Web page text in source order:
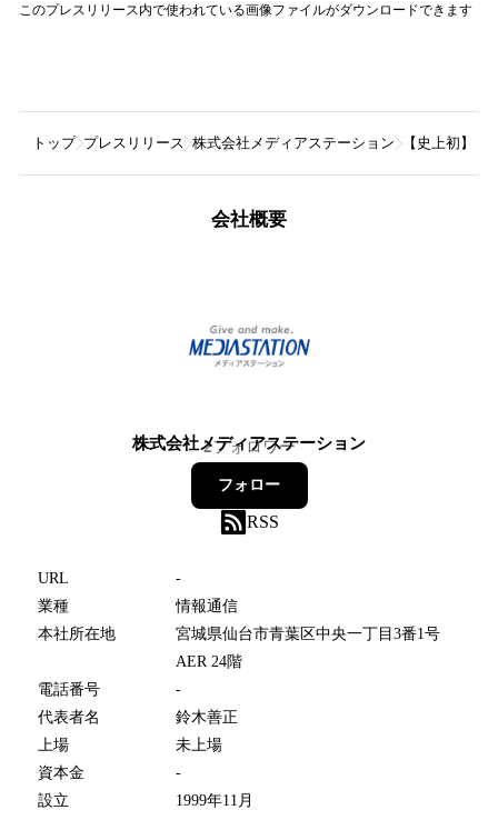
このプレスリリース内で使われている画像ファイルがダウンロードできます
トップ プレスリリース 株式会社メディアステーション 【史上初】
会社概要
株式会社メディアステーション
2フォロワー
フォロー
RSS
URL
-
業種
情報通信
本社所在地
宮城県仙台市青葉区中央一丁目3番1号
AER 24階
電話番号
-
代表者名
鈴木善正
上場
未上場
資本金
-
設立
1999年11月